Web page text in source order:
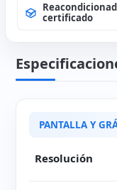
certificado
Ficha técnica de
PANTALLA Y
Resolución